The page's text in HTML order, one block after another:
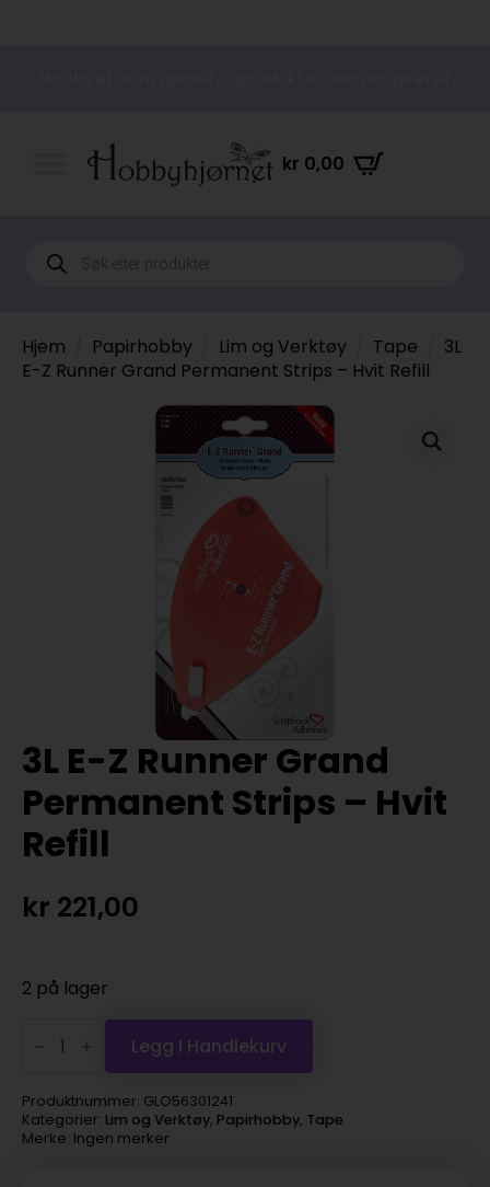
kr 0,00
Products
search
Hjem Papirhobby Lim og Verktøy Tape
3L
E-Z Runner Grand Permanent Strips – Hvit Refill
3L E-Z Runner Grand
Permanent Strips – Hvit
Refill
kr 221,00
2 på lager
Grand
Permanent
Strips
–
Legg I Handlekurv
Produktnummer: GLO56301241
Kategorier: Lim og Verktøy, Papirhobby, Tape
Merke: Ingen merker